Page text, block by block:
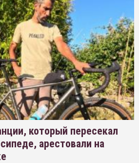
который пересекал
арестовали на